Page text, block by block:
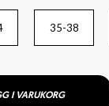
35-38
I VARUKORG